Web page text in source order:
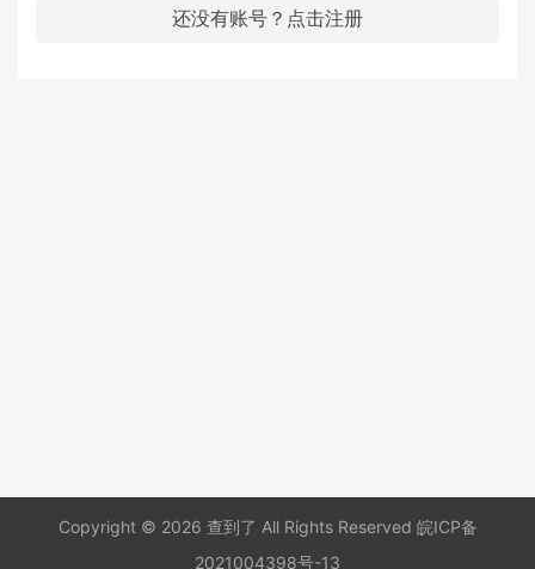
还没有账号？点击注册
Copyright © 2026 查到了 All Rights Reserved 皖ICP备
2021004398号-13